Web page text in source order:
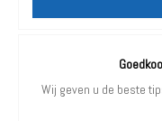
Wij geven u de beste